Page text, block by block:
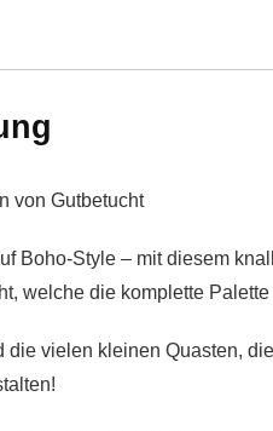
von Gutbetucht
Boho-Style – mit diesem
welche die komplette Palette
die vielen kleinen Quasten,